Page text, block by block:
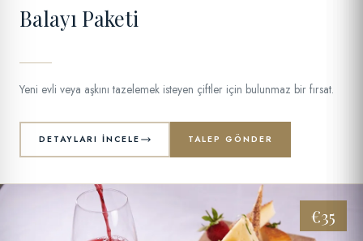
Balayı Paketi
Yeni evli veya aşkını tazelemek isteyen çiftler için bulunmaz bir fırsat.
DETAYLARI İNCELE TALEP GÖNDER
€35